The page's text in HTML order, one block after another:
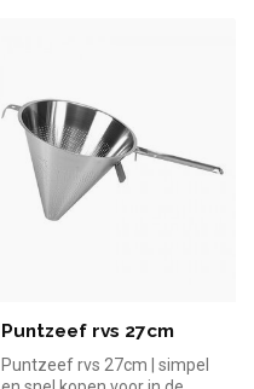
Puntzeef rvs 27cm
Puntzeef rvs 27cm | simpel